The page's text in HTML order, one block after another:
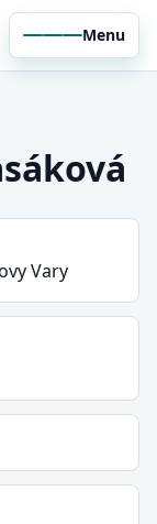
Menu
Vary